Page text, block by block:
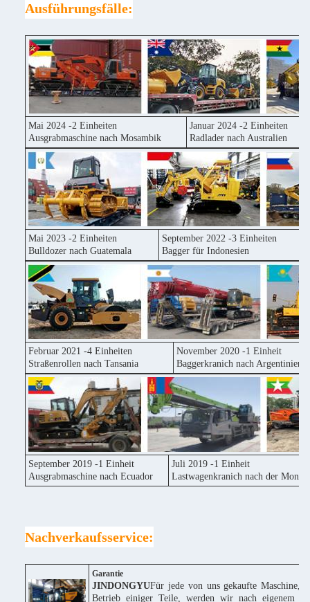
Ausführungsfälle:
Mai 2024 -2 Einheiten
Ausgrabmaschine nach Mosambik
Januar 2024 -2 Einheiten
Radlader nach Australien
Mai 2023 -2 Einheiten
Bulldozer nach Guatemala
September 2022 -3 Einheiten
Bagger für Indonesien
Februar 2021 -4 Einheiten
Straßenrollen nach Tansania
November 2020 -1 Einheit
Baggerkranich nach Argentinien
September 2019 -1 Einheit
Ausgrabmaschine nach Ecuador
Juli 2019 -1 Einheit
Lastwagenkranich nach der
Nachverkaufsservice:
Garantie
JINDONGYUFür jede von uns gekaufte Maschine,
Betrieb einiger Teile, werden wir nach eigenem